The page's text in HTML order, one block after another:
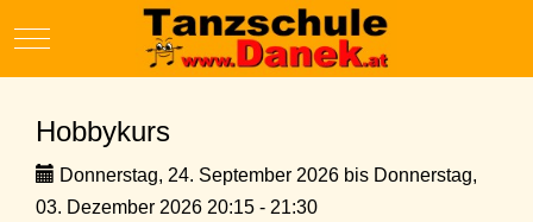
Mobile Menu Toggle
Hobbykurs
Donnerstag, 24. September 2026 bis Donnerstag,
03. Dezember 2026 20:15 - 21:30